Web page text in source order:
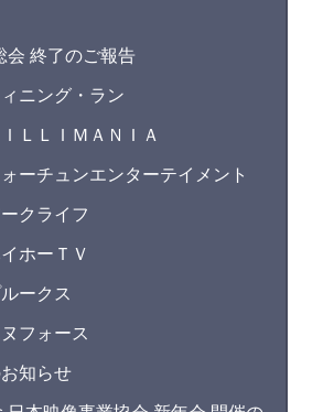
会 終了のご報告
ニング・ラン
ＬＬＩＭＡＮＩＡ
ーチュンエンターテイメント
クライフ
ホーＴＶ
ークス
フォース
知らせ